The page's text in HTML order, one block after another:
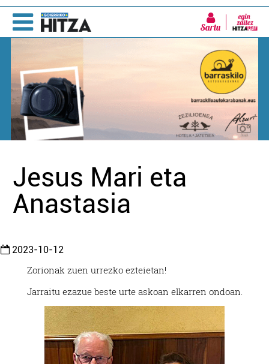
Sartu
Jesus Mari eta
Anastasia
2023-10-12
Zorionak zuen urrezko ezteietan!
Jarraitu ezazue beste urte askoan elkarren ondoan.